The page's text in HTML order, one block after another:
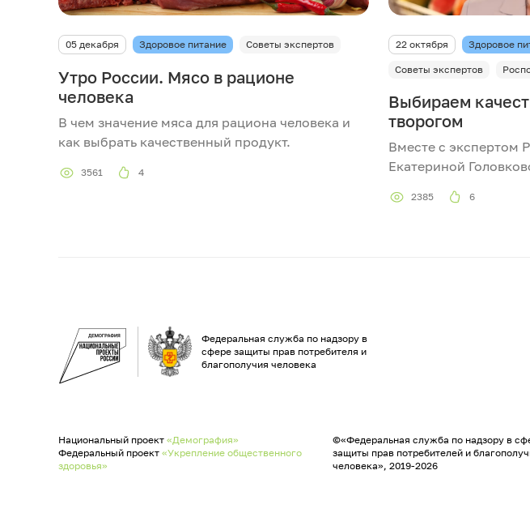
05 декабря Здоровое питание Советы экспертов
Утро России. Мясо в рационе
человека
В чем значение мяса для рациона человека и
как выбрать качественный продукт.
3561 4
22 октября Здоровое
Советы экспертов
Выбираем
творогом
Вместе с экспертом
Екатериной
2385 6
Федеральная служба по надзору в
сфере защиты прав потребителя и
благополучия человека
Национальный проект «Демография»
Федеральный проект «Укрепление общественного
здоровья»
©«Федеральная служба по надзору в
защиты прав потребителей и
человека», 2019-2026